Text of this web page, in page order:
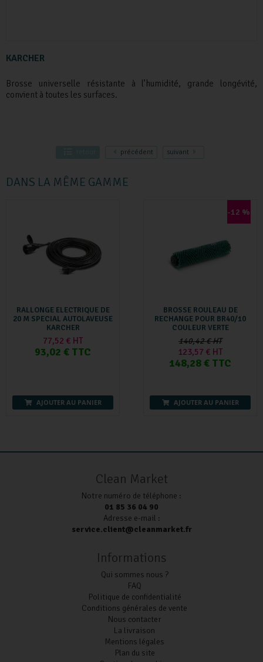
KARCHER
Brosse universelle résistante à l’humidité, grande longévité,
convient à toutes les surfaces.
précédent suivant
DANS LA MÊME GAMME
RALLONGE ELECTRIQUE DE
20 M SPECIAL AUTOLAVEUSE
KARCHER
77,52 € HT
93,02 € TTC
AJOUTER AU PANIER
-12 %
BROSSE ROULEAU DE
RECHANGE POUR BR40/10
COULEUR VERTE
140,42 € HT
123,57 € HT
148,28 € TTC
AJOUTER AU PANIER
Clean Market
Notre numéro de téléphone :
01 85 36 04 90
Adresse e-mail :
service.client@cleanmarket.fr
Informations
Qui sommes nous ?
FAQ
Politique de confidentialité
Conditions générales de vente
Nous contacter
La livraison
Mentions légales
Plan du site